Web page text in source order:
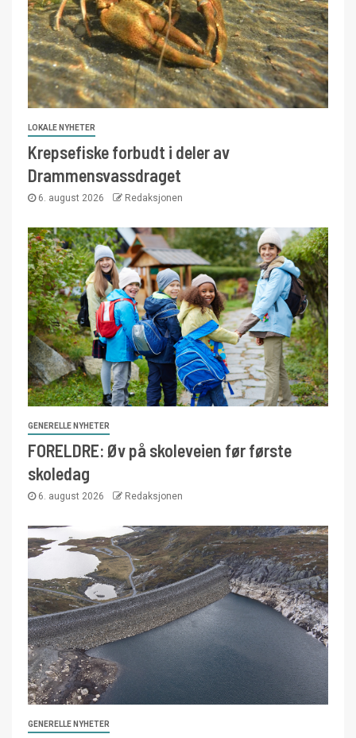
LOKALE NYHETER
Krepsefiske forbudt i deler av
Drammensvassdraget
6. august 2026 Redaksjonen
GENERELLE NYHETER
FORELDRE: Øv på skoleveien før første
skoledag
6. august 2026 Redaksjonen
GENERELLE NYHETER